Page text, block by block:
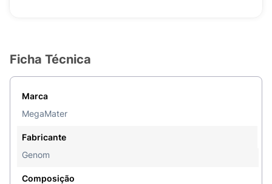
Ficha Técnica
Marca
MegaMater
Fabricante
Genom
Composição